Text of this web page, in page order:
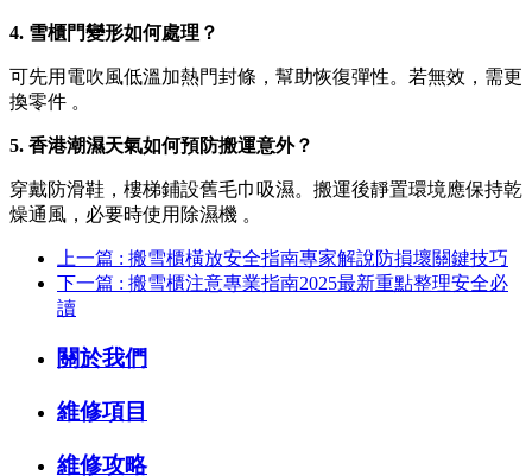
4. 雪櫃門變形如何處理？
可先用電吹風低溫加熱門封條，幫助恢復彈性。若無效，需更
換零件 。
5. 香港潮濕天氣如何預防搬運意外？
穿戴防滑鞋，樓梯鋪設舊毛巾吸濕。搬運後靜置環境應保持乾
燥通風，必要時使用除濕機 。
上一篇 : 搬雪櫃橫放安全指南專家解說防損壞關鍵技巧
下一篇 : 搬雪櫃注意專業指南2025最新重點整理安全必
讀
關於我們
維修項目
維修攻略